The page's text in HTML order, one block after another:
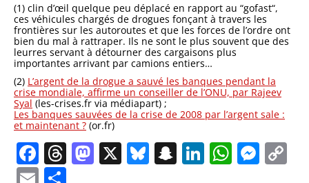
(1) clin d’œil quelque peu déplacé en rapport au “gofast“,
ces véhicules chargés de drogues fonçant à travers les
frontières sur les autoroutes et que les forces de l’ordre ont
bien du mal à rattraper. Ils ne sont le plus souvent que des
leurres servant à détourner des cargaisons plus
importantes arrivant par camions entiers…
(2) L’argent de la drogue a sauvé les banques pendant la
crise mondiale, affirme un conseiller de l’ONU, par Rajeev
Syal (les-crises.fr via médiapart) ;
Les banques sauvées de la crise de 2008 par l’argent sale :
et maintenant ? (or.fr)
Facebook
Threads
Mastodon
X Bluesky
Snapchat
LinkedIn